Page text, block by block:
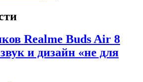
Realme Buds Air 8
и дизайн «не для